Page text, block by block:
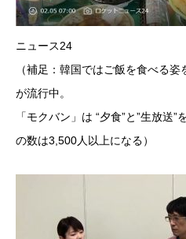
ニュース24
（補足：韓国ではご飯を食べる姿
が流行中。
「モクバン」は “夕食”と”生放送
の数は3,500人以上になる）